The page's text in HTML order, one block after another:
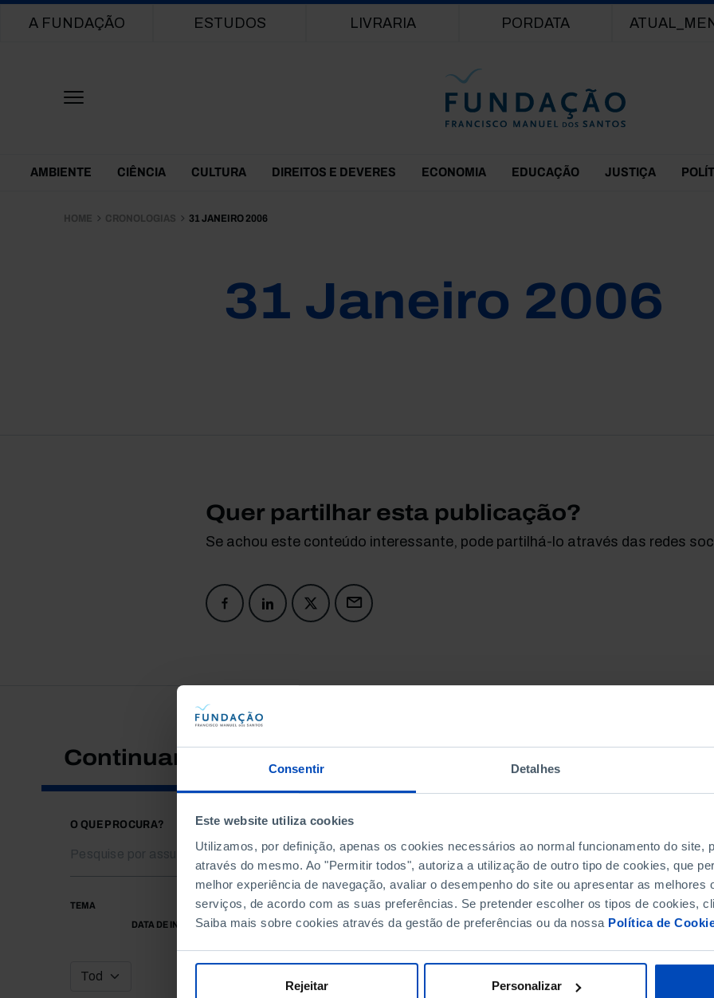
Consentir Detalhes
Este website utiliza cookies
Utilizamos, por definição, apenas os cookies necessários ao normal funcionamento do site,
através do mesmo. Ao "Permitir todos", autoriza a utilização de outro tipo de cookies, que
melhor experiência de navegação, avaliar o desempenho do site ou apresentar as melhores
serviços, de acordo com as suas preferências. Se pretender escolher os tipos de cookies,
Saiba mais sobre cookies através da gestão de preferências ou da nossa Política de
Rejeitar Personalizar
Main navigation
A FUNDAÇÃO ESTUDOS LIVRARIA PORDATA
Themes Menu
AMBIENTE CIÊNCIA CULTURA DIREITOS E DEVERES ECONOMIA EDUCAÇÃO JUSTIÇA
HOME CRONOLOGIAS 31 JANEIRO 2006
31 Janeiro 2006
Quer partilhar esta publicação?
Se achou este conteúdo interessante, pode partilhá-lo através das redes
Continuar a pesquisar
O QUE PROCURA?
TEMA
DATA DE INÍCIO
DATA DE FIM